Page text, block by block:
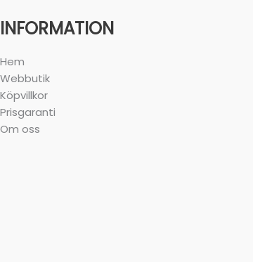
INFORMATION
Hem
Webbutik
Köpvillkor
Prisgaranti
Om oss